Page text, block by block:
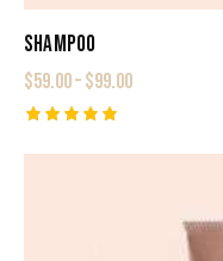
SHAMPOO
$59.00–$99.00